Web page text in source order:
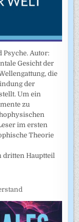
Psyche. Autor:
Gesicht der
die
der
Um ein
zu
im ersten
Theorie
dritten Hauptteil